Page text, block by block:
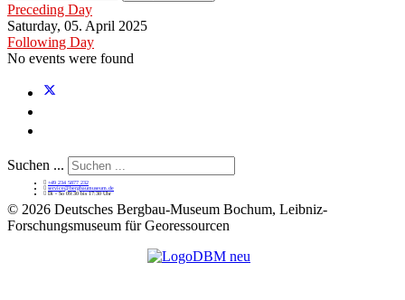
Preceding Day
Saturday, 05. April 2025
Following Day
No events were found
Suchen ...
+49 234 5877 232
service@bergbaumuseum.de
Di - So 09:30 bis 17:30 Uhr
© 2026 Deutsches Bergbau-Museum Bochum, Leibniz-
Forschungsmuseum für Georessourcen